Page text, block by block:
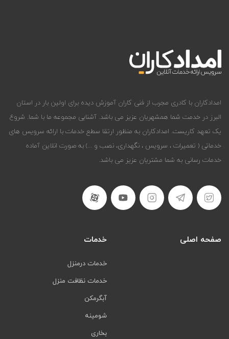
امدادکاران با کادری مجرب از فنی کاران آموزش دیده برای اولین بار در استان
البرز در خدمت شما همشهریان عزیز می باشد. آشنایی مجموعه ما با شما. شروع
یک تعهد کاریست. امدادکاران به منظور ارتقا سطع خدمات با ارائه سرویس های
خدماتی ( تعمیرات ، سرویس ، نگهداری، نصب و ...) به صورت انلاین آماده
خدمات رسانی به شما مشتریان عزیز می باشد.
صفحه اصلی خدمات
خدمات درمنزل
خدمات نظافت منزل
آبگرمکن
شومینه
بخاری